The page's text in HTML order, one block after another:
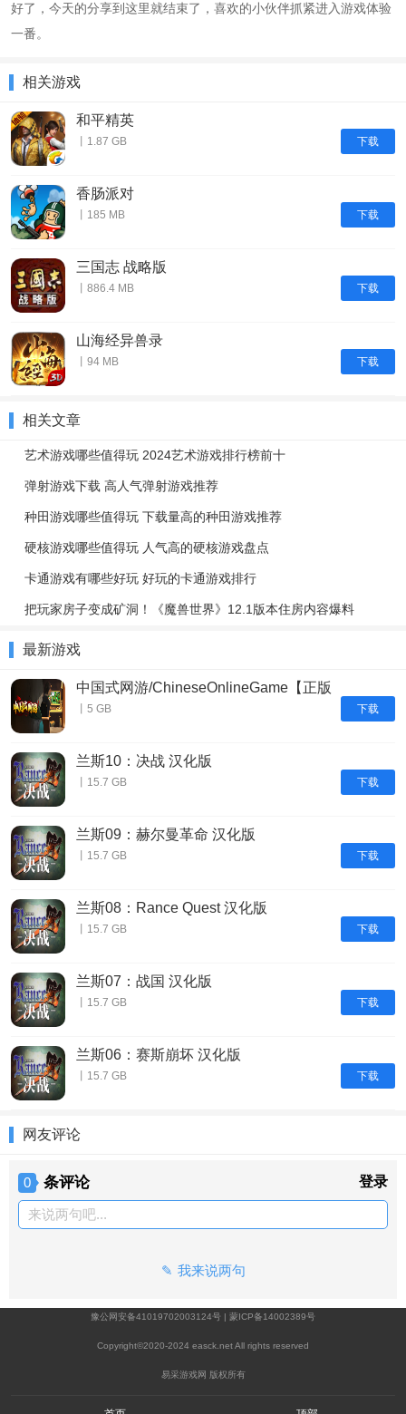
好了，今天的分享到这里就结束了，喜欢的小伙伴抓紧进入游戏体验
一番。
相关游戏
下载
和平精英
丨1.87 GB
下载
香肠派对
丨185 MB
下载
三国志 战略版
丨886.4 MB
下载
山海经异兽录
丨94 MB
相关文章
艺术游戏哪些值得玩 2024艺术游戏排行榜前十
弹射游戏下载 高人气弹射游戏推荐
种田游戏哪些值得玩 下载量高的种田游戏推荐
硬核游戏哪些值得玩 人气高的硬核游戏盘点
卡通游戏有哪些好玩 好玩的卡通游戏排行
把玩家房子变成矿洞！《魔兽世界》12.1版本住房内容爆料
最新游戏
下载
中国式网游/ChineseOnlineGame【正版
账号】
丨5 GB
下载
兰斯10：决战 汉化版
丨15.7 GB
下载
兰斯09：赫尔曼革命 汉化版
丨15.7 GB
下载
兰斯08：Rance Quest 汉化版
丨15.7 GB
下载
兰斯07：战国 汉化版
丨15.7 GB
下载
兰斯06：赛斯崩坏 汉化版
丨15.7 GB
网友评论
0 条评论 登录
来说两句吧...
我来说两句
豫公网安备41019702003124号 | 蒙ICP备14002389号
Copyright©2020-2024 easck.net All rights reserved
易采游戏网 版权所有